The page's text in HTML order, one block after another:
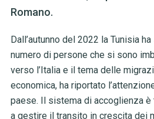
Romano.
Dall’autunno del 2022 la Tunisia
numero di persone che si sono
verso l’Italia e il tema delle
economica, ha riportato
paese. Il sistema di accoglienza
a gestire il transito in crescita dei